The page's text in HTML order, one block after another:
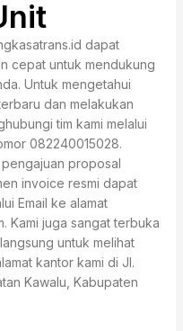
dapat
cepat untuk mendukung
Untuk mengetahui
dan melakukan
tim kami melalui
082240015028.
proposal
invoice resmi dapat
Email ke alamat
Kami juga sangat terbuka
untuk melihat
kantor kami di Jl.
Kawalu, Kabupaten